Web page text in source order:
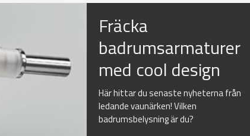
Fräcka
badrumsarmaturer
med cool design
Här hittar du senaste nyheterna från
ledande vaunärken! Vilken
badrumsbelysning är du?